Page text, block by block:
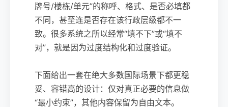
牌号/楼栋/单元”的称呼、格式、是否必填都
不同，甚至连是否存在该行政层级都不一
致。很多系统之所以经常“填不下”或“填不
对”，就是因为过度结构化和过度验证。
下面给出一套在绝大多数国际场景下都更稳
妥、容错高的设计：仅对真正必要的信息做
“最小约束”，其他内容保留为自由文本。